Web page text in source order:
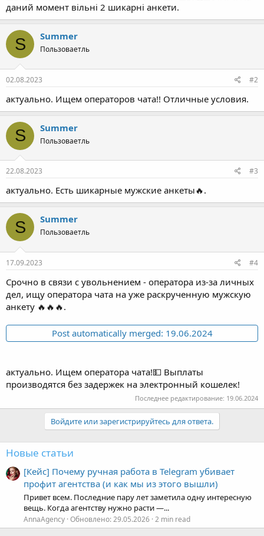
S Summer
Пользоваетль
02.08.2023
актуально. Ищем операторов чата!! Отличные условия.
S Summer
Пользоваетль
22.08.2023
актуально. Есть шикарные мужские анкеты🔥.
S Summer
Пользоваетль
17.09.2023
Срочно в связи с увольнением - оператора из-за личных
дел, ищу оператора чата на уже раскрученную мужскую
анкету 🔥🔥🔥.
производятся без задержек на электронный кошелек!
Последнее редактирование:19.06.2024
Войдите или зарегистрируйтесь для ответа.
[Кейс] Почему ручная работа в Telegram убивает
профит агентства (и как мы из этого вышли)
Привет всем. Последние пару лет заметила одну интересную
вещь. Когда агентству нужно расти —...
AnnaAgency Обновлено:29.05.2026